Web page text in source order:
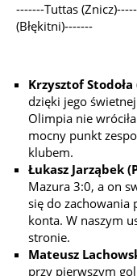
-------Tuttas
(Błękitni)-------
Krzysztof
dzięki jego
Olimpia nie
mocny punkt
klubem.
Łukasz Jarząbek
Mazura 3:0, a on
się do zachowania
konta. W naszym
stronie.
Mateusz
przy pierwszym